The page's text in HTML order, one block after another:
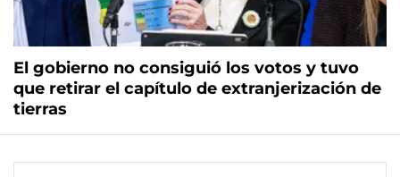
El gobierno no consiguió los votos y tuvo
que retirar el capítulo de extranjerización de
tierras